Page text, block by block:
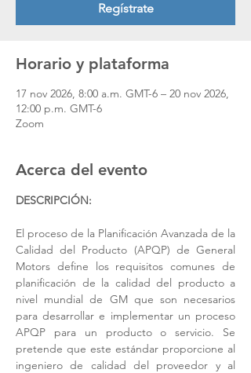
Regístrate
Horario y plataforma
17 nov 2026, 8:00 a.m. GMT-6 – 20 nov 2026,
12:00 p.m. GMT-6
Zoom
Acerca del evento
DESCRIPCIÓN:
El proceso de la Planificación Avanzada de la
Calidad del Producto (APQP) de General
Motors define los requisitos comunes de
planificación de la calidad del producto a
nivel mundial de GM que son necesarios
para desarrollar e implementar un proceso
APQP para un producto o servicio. Se
pretende que este estándar proporcione al
ingeniero de calidad del proveedor y al